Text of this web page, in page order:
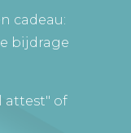
cadeau:
bijdrage
attest" of